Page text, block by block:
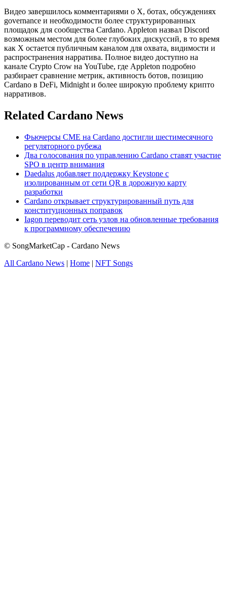
Видео завершилось комментариями о X, ботах, обсуждениях
governance и необходимости более структурированных
площадок для сообщества Cardano. Appleton назвал Discord
возможным местом для более глубоких дискуссий, в то время
как X остается публичным каналом для охвата, видимости и
распространения нарратива. Полное видео доступно на
канале Crypto Crow на YouTube, где Appleton подробно
разбирает сравнение метрик, активность ботов, позицию
Cardano в DeFi, Midnight и более широкую проблему крипто
нарративов.
Related Cardano News
Фьючерсы CME на Cardano достигли шестимесячного
регуляторного рубежа
Два голосования по управлению Cardano ставят участие
SPO в центр внимания
Daedalus добавляет поддержку Keystone с
изолированным от сети QR в дорожную карту
разработки
Cardano открывает структурированный путь для
конституционных поправок
Iagon переводит сеть узлов на обновленные требования
к программному обеспечению
© SongMarketCap - Cardano News
All Cardano News | Home | NFT Songs